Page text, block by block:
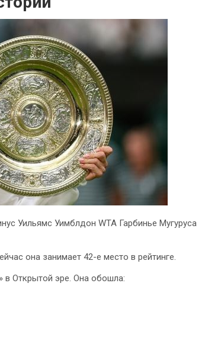
Уильямс Уимблдон WTA Гарбинье Мугуруса
она занимает 42-е место в рейтинге.
в Открытой эре. Она обошла: